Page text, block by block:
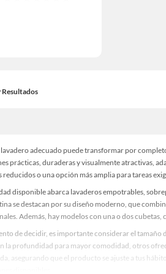
Resultados
lavadero adecuado puede transformar por
prácticas, duraderas y visualmente atractivas,
reducidos o una opción más amplia para tareas
disponible abarca lavaderos empotrables,
se destacan por su diseño moderno, que
Además, hay modelos con una o dos
de decidir, es importante considerar el tamaño
la profundidad para mayor comodidad, otros
asegurando que el producto se ajuste a tus